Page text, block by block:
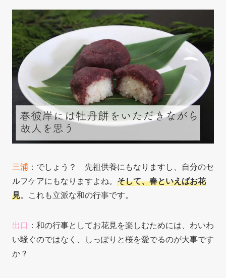
三浦 ：でしょう？ 先祖供養にもなりますし、自分のセ
ルフケアにもなりますよね。 そして、春といえばお花
見。これも立派な和の行事です。
出口 ：和の行事としてお花見を楽しむためには、わいわ
い騒ぐのではなく、しっぽりと桜を愛でるのが大事です
か？